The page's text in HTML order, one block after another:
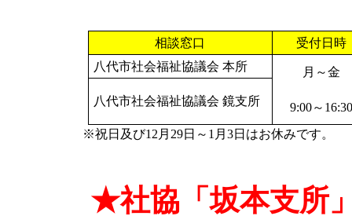
相談窓口
受付日時
八代市社会福祉協議会 本所
月～金
9:00～
八代市社会福祉協議会 鏡支所
※祝日及び12月29日～1月3日はお休みです。
★社協「坂本支所